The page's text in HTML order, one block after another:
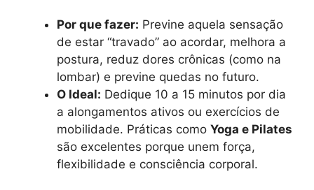
Por que fazer: Previne aquela sensação
de estar “travado” ao acordar, melhora a
postura, reduz dores crônicas (como na
lombar) e previne quedas no futuro.
O Ideal: Dedique 10 a 15 minutos por dia
a alongamentos ativos ou exercícios de
mobilidade. Práticas como Yoga e Pilates
são excelentes porque unem força,
flexibilidade e consciência corporal.